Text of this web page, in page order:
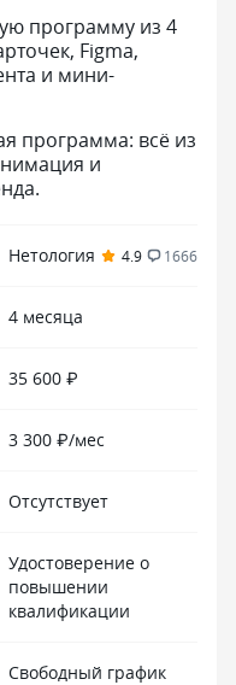
программу из 4
Figma,
и мини-
программа: всё из
и
Нетология 4.9 1666
4 месяца
35 600 ₽
3 300 ₽/мес
Отсутствует
Удостоверение о
повышении
квалификации
Свободный график